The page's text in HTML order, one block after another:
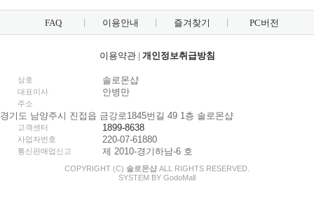
FAQ 이용안내 즐겨찾기 PC버전
이용약관| 개인정보취급방침
상호 솔로몬샵
대표이사 안병만
주소
경기도 남양주시 진접읍 금강로1845번길 49 1층 솔로몬샵
고객센터 1899-8638
사업자번호 220-07-61880
통신판매업신고 제 2010-경기하남-6 호
COPYRIGHT (C) 솔로몬샵 ALL RIGHTS RESERVED.
SYSTEM BY GodoMall